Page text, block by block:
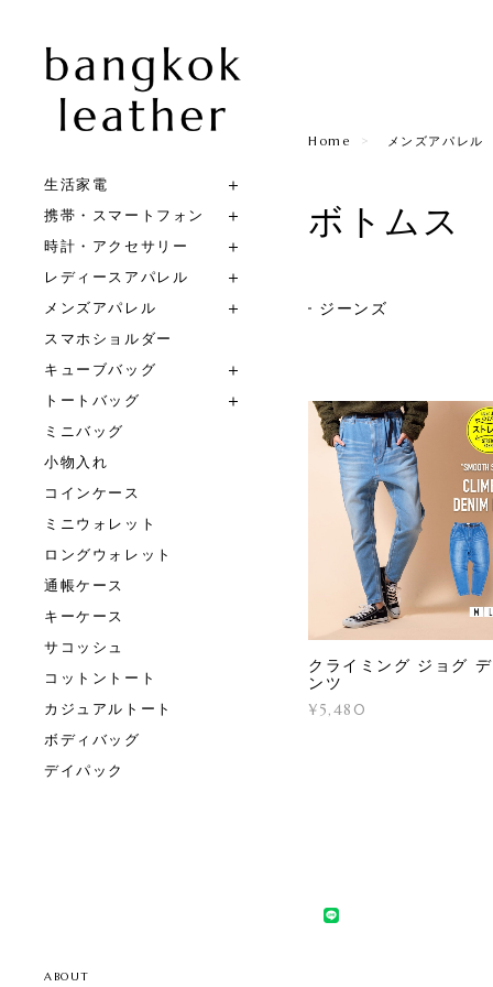
生活家電
携帯・スマートフォン
時計・アクセサリー
レディースアパレル
メンズアパレル
スマホショルダー
キューブバッグ
トートバッグ
ミニバッグ
小物入れ
コインケース
ミニウォレット
ロングウォレット
通帳ケース
キーケース
サコッシュ
コットントート
カジュアルトート
ボディバッグ
デイパック
ABOUT
Home メンズアパレル
ボトムス
ジーンズ
クライミング ジョグ
ンツ
¥5,480